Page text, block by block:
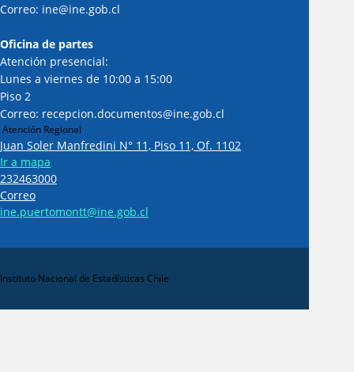
Correo: ine@ine.gob.cl
Oficina de partes
Atención presencial:
Lunes a viernes de 10:00 a 15:00
Piso 2
Correo: recepcion.documentos@ine.gob.cl
Atención Regional
Juan Soler Manfredini N° 11, Piso 11, Of. 1102
Ir a mapa
232463000
Correo
ine.puertomontt@ine.gob.cl
Instituto Nacional de Estadísticas Chile